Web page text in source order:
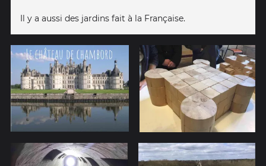
Il y a aussi des jardins fait à la Française.